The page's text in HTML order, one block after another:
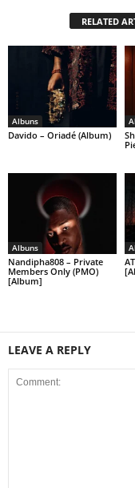
RELATED
Albuns
Davido – Oriadé (Album)
Albuns
Nandipha808 – Private
Members Only (PMO)
[Album]
LEAVE A REPLY